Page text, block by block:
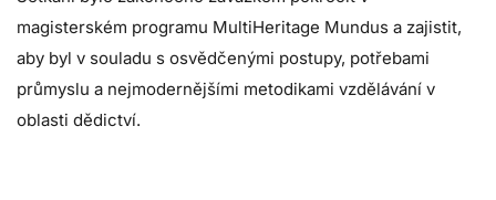
magisterském programu MultiHeritage Mundus a zajistit,
aby byl v souladu s osvědčenými postupy, potřebami
průmyslu a nejmodernějšími metodikami vzdělávání v
oblasti dědictví.